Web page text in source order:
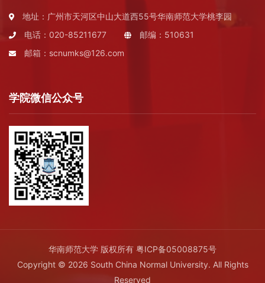
地址：广州市天河区中山大道西55号华南师范大学桃李园
电话：020-85211677
邮编：510631
邮箱：scnumks@126.com
学院微信公众号
华南师范大学 版权所有 粤ICP备05008875号
Copyright © 2026 South China Normal University. All Rights
Reserved